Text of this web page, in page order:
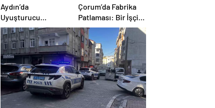
Aydın’da
Uyuşturucu
Operasyonu: 15
Tutuklama
Çorum’da Fabrika
Patlaması: Bir İşçi
Hayatını Kaybetti